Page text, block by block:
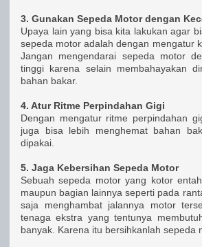
3. Gunakan Sepeda Motor dengan
Upaya lain yang bisa kita lakukan agar
sepeda motor adalah dengan mengatur
Jangan mengendarai sepeda motor
tinggi karena selain membahayakan
bahan bakar.
4. Atur Ritme Perpindahan Gigi
Dengan mengatur ritme perpindahan
juga bisa lebih menghemat bahan
dipakai.
5. Jaga Kebersihan Sepeda Motor
Sebuah sepeda motor yang kotor
maupun bagian lainnya seperti pada
saja menghambat jalannya motor
tenaga ekstra yang tentunya
banyak. Karena itu bersihkanlah sepeda